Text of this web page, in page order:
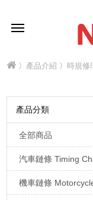
〉 產品介紹 〉 時規修
產品分類
全部商品
汽車鏈條 Timing
機車鏈條